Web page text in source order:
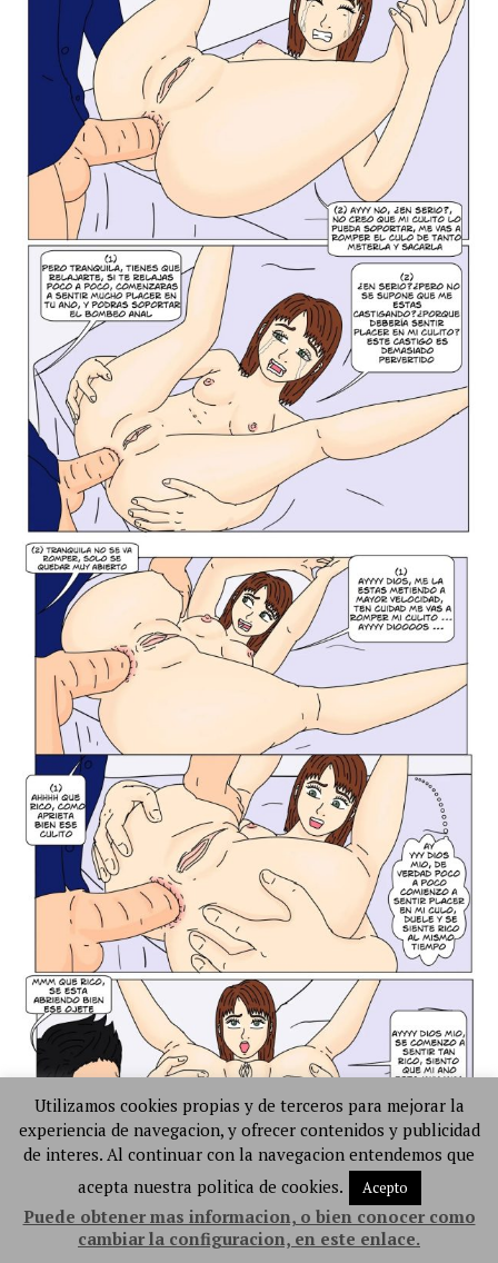
Utilizamos cookies propias y de terceros para mejorar la
experiencia de navegacion, y ofrecer contenidos y publicidad
de interes. Al continuar con la navegacion entendemos que
acepta nuestra politica de cookies.
Acepto
Puede obtener mas informacion, o bien conocer como
cambiar la configuracion, en este enlace.